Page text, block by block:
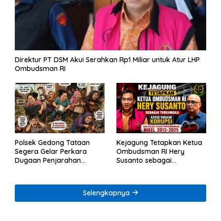
Direktur PT DSM Akui Serahkan Rp1 Miliar untuk Atur LHP
Ombudsman RI
Polsek Gedong Tataan
Segera Gelar Perkara
Dugaan Penjarahan
Kejagung Tetapkan Ketua
Ombudsman RI Hery
Susanto sebagai
Tambang Nikel
Selengkapnya